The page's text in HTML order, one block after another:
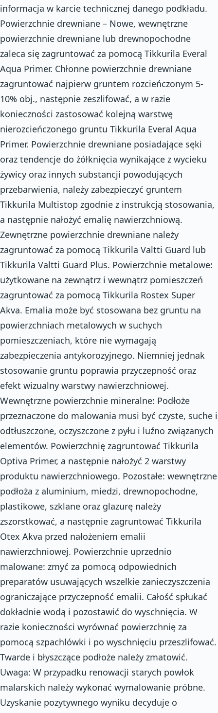
informacja w karcie technicznej danego podkładu.
Powierzchnie drewniane – Nowe, wewnętrzne
powierzchnie drewniane lub drewnopochodne
zaleca się zagruntować za pomocą Tikkurila Everal
Aqua Primer. Chłonne powierzchnie drewniane
zagruntować najpierw gruntem rozcieńczonym 5-
10% obj., następnie zeszlifować, a w razie
konieczności zastosować kolejną warstwę
nierozcieńczonego gruntu Tikkurila Everal Aqua
Primer. Powierzchnie drewniane posiadające sęki
oraz tendencje do żółknięcia wynikające z wycieku
żywicy oraz innych substancji powodujących
przebarwienia, należy zabezpieczyć gruntem
Tikkurila Multistop zgodnie z instrukcją stosowania,
a następnie nałożyć emalię nawierzchniową.
Zewnętrzne powierzchnie drewniane należy
zagruntować za pomocą Tikkurila Valtti Guard lub
Tikkurila Valtti Guard Plus. Powierzchnie metalowe:
użytkowane na zewnątrz i wewnątrz pomieszczeń
zagruntować za pomocą Tikkurila Rostex Super
Akva. Emalia może być stosowana bez gruntu na
powierzchniach metalowych w suchych
pomieszczeniach, które nie wymagają
zabezpieczenia antykorozyjnego. Niemniej jednak
stosowanie gruntu poprawia przyczepność oraz
efekt wizualny warstwy nawierzchniowej.
Wewnętrzne powierzchnie mineralne: Podłoże
przeznaczone do malowania musi być czyste, suche i
odtłuszczone, oczyszczone z pyłu i luźno związanych
elementów. Powierzchnię zagruntować Tikkurila
Optiva Primer, a następnie nałożyć 2 warstwy
produktu nawierzchniowego. Pozostałe: wewnętrzne
podłoża z aluminium, miedzi, drewnopochodne,
plastikowe, szklane oraz glazurę należy
zszorstkować, a następnie zagruntować Tikkurila
Otex Akva przed nałożeniem emalii
nawierzchniowej. Powierzchnie uprzednio
malowane: zmyć za pomocą odpowiednich
preparatów usuwających wszelkie zanieczyszczenia
ograniczające przyczepność emalii. Całość spłukać
dokładnie wodą i pozostawić do wyschnięcia. W
razie konieczności wyrównać powierzchnię za
pomocą szpachlówki i po wyschnięciu przeszlifować.
Twarde i błyszczące podłoże należy zmatowić.
Uwaga: W przypadku renowacji starych powłok
malarskich należy wykonać wymalowanie próbne.
Uzyskanie pozytywnego wyniku decyduje o